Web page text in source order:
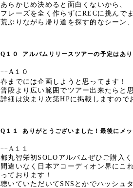
あらかじめ決めると面白くないから、
フレーズを全く作らずにRECに挑んでま
荒ぶりながら帰り道を探す的なシーン
Q１０ アルバムリリースツアーの予定はあり
−− A１０
春までには企画しようと思ってます！
普段より広い範囲でツアー出来たらと
詳細は決まり次第HPに掲載しますので
Q１１ ありがとうございました！最後にメ
−− A１１
都丸智栄初SOLOアルバムぜひご購入く
間違いなく日本アコーディオン界にこ
っております！
聴いていただいてSNSとかでハッシュ